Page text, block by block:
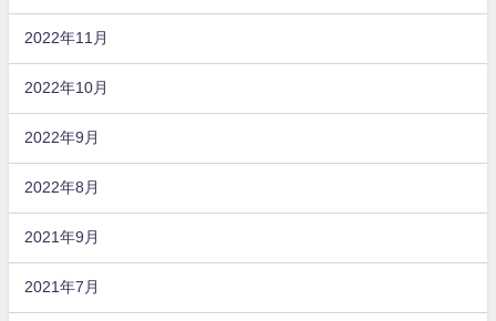
2022年11月
2022年10月
2022年9月
2022年8月
2021年9月
2021年7月